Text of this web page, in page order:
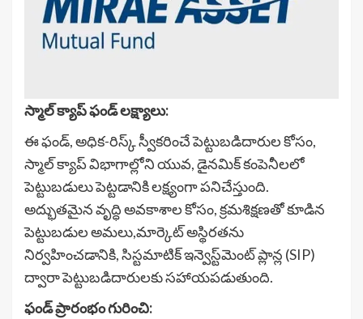
స్మాల్ క్యాప్ ఫండ్ లక్ష్యాలు:
ఈ ఫండ్, అధిక-రిస్క్ స్వీకరించే పెట్టుబడిదారుల కోసం,
స్మాల్ క్యాప్ విభాగాల్లోని యువ, డైనమిక్ కంపెనీలలో
పెట్టుబడులు పెట్టడానికి లక్ష్యంగా పనిచేస్తుంది.
అద్భుతమైన వృద్ధి అవకాశాల కోసం, క్రమశిక్షణతో కూడిన
పెట్టుబడుల అమలు,మార్కెట్ అస్థిరతను
నిర్వహించడానికి, సిస్టమాటిక్ ఇన్వెస్ట్‌మెంట్ ప్లాన్ల (SIP)
ద్వారా పెట్టుబడిదారులకు సహాయపడుతుంది.
ఫండ్ ప్రారంభం గురించి: